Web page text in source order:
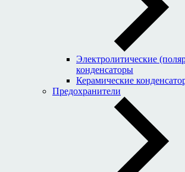
Электролитические
конденсаторы
Керамические
Предохранители